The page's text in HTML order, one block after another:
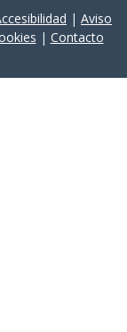
| Aviso
| Contacto